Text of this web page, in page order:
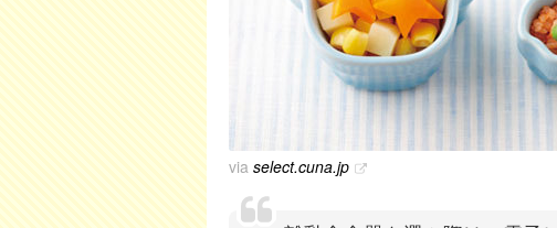
via select.cuna.jp